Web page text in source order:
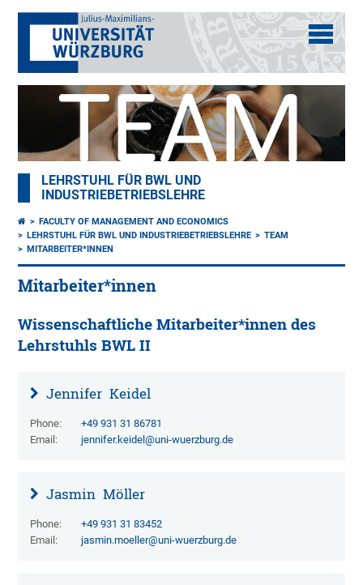
LEHRSTUHL FÜR BWL UND
INDUSTRIEBETRIEBSLEHRE
FACULTY OF MANAGEMENT AND ECONOMICS
LEHRSTUHL FÜR BWL UND INDUSTRIEBETRIEBSLEHRE
TEAM
MITARBEITER*INNEN
Mitarbeiter*innen
Wissenschaftliche Mitarbeiter*innen des
Lehrstuhls BWL II
Jennifer Keidel
Phone:
+49 931 31 86781
Email:
jennifer.keidel@uni-wuerzburg.de
Jasmin Möller
Phone:
+49 931 31 83452
Email:
jasmin.moeller@uni-wuerzburg.de